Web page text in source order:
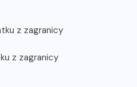
z zagranicy